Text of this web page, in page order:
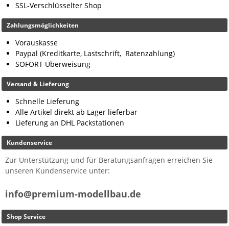
SSL-Verschlüsselter Shop
Zahlungsmöglichkeiten
Vorauskasse
Paypal (Kreditkarte, Lastschrift, Ratenzahlung)
SOFORT Überweisung
Versand & Lieferung
Schnelle Lieferung
Alle Artikel direkt ab Lager lieferbar
Lieferung an DHL Packstationen
Kundenservice
Zur Unterstützung und für Beratungsanfragen erreichen Sie
unseren Kundenservice unter:
info@premium-modellbau.de
Shop Service